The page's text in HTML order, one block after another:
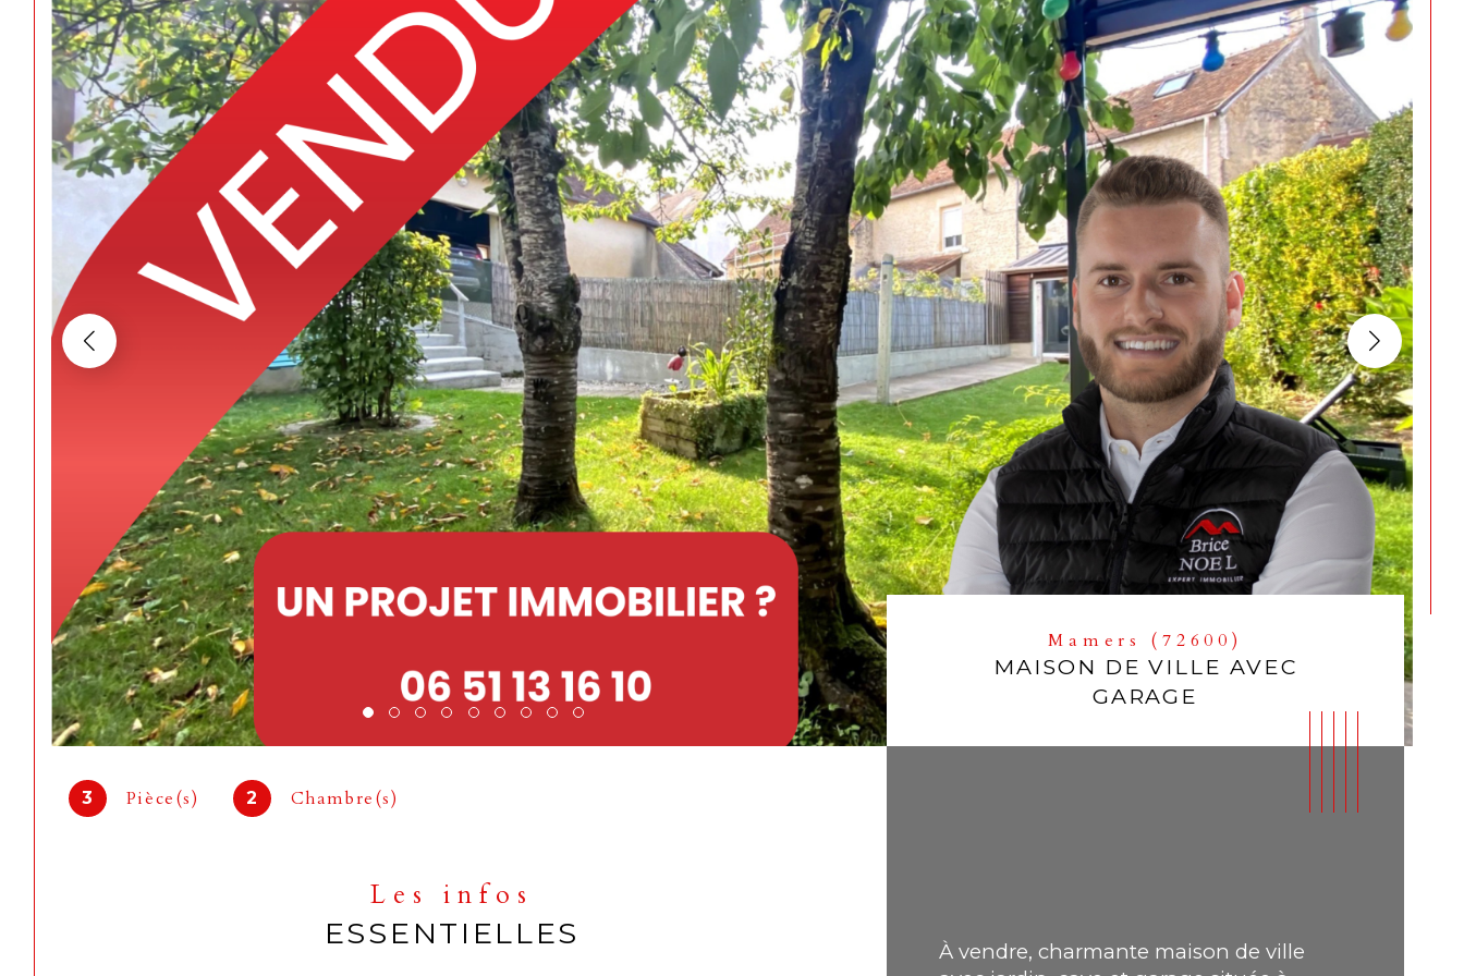
Mamers (72600)
MAISON DE VILLE AVEC
GARAGE
3 Pièce(s) 2 Chambre(s)
Les infos
ESSENTIELLES
À vendre, charmante maison de ville